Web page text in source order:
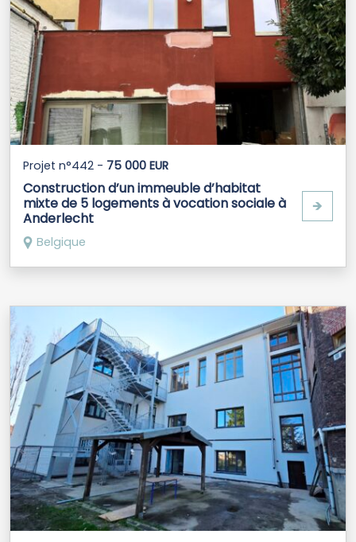
Projet n°442 - 75 000 EUR
Construction d’un immeuble d’habitat
mixte de 5 logements à vocation sociale à
Anderlecht
Belgique
🡺